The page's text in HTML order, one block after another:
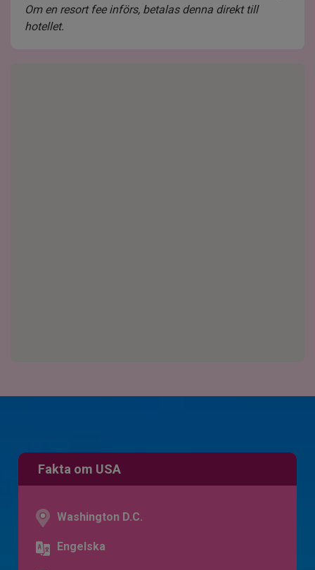
Om en resort fee införs, betalas denna direkt till
hotellet.
Fakta om USA
Washington D.C.
Engelska